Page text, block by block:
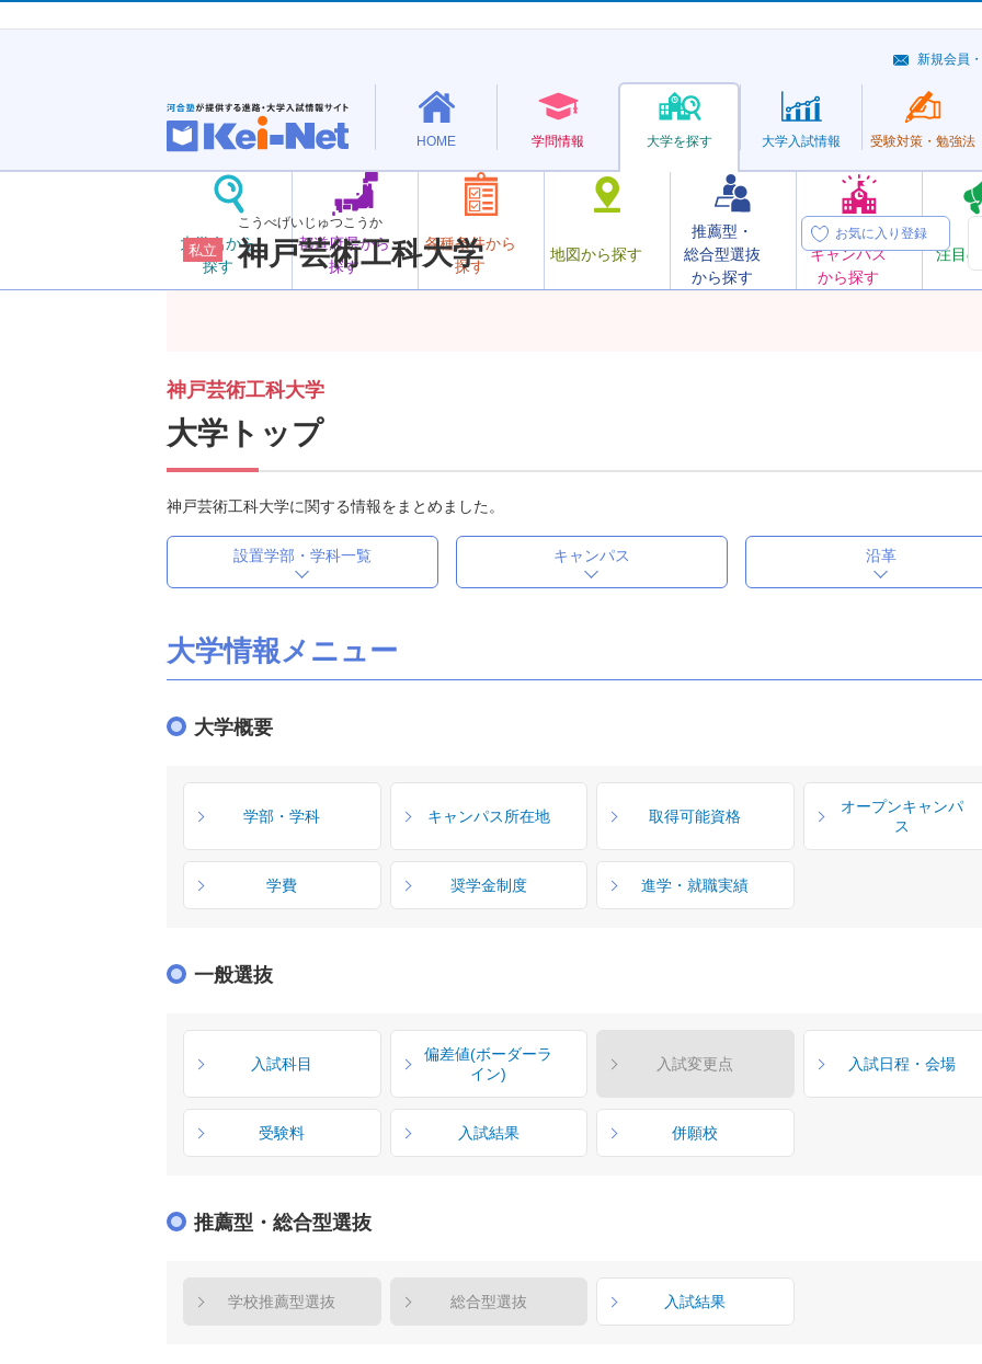
HOME 学問情報 大学を探す
大学名から
探す
都道府県から
探す
各種条件から
探す
地図から探す
推薦型・
総合型選抜
から探す
オープン
キャンパス
から探す
注目
大学入試情報 受験対策・ 勉強法
新規会員
私立
こうべげいじゅつこうか
神戸芸術工科大学
お気に入り登録
神戸芸術工科大学
大学トップ
神戸芸術工科大学に関する情報をまとめました。
設置学部・学科一覧 キャンパス 沿革
大学情報メニュー
大学概要
学部・学科 キャンパス所在地 取得可能資格
オープンキャンパ
ス
学費 奨学金制度 進学・就職実績
一般選抜
入試科目
偏差値(ボーダーラ
イン)
入試変更点 入試日程・会場
受験料 入試結果 併願校
推薦型・総合型選抜
学校推薦型選抜 総合型選抜 入試結果